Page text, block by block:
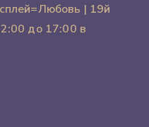
| 19й
до 17:00 в